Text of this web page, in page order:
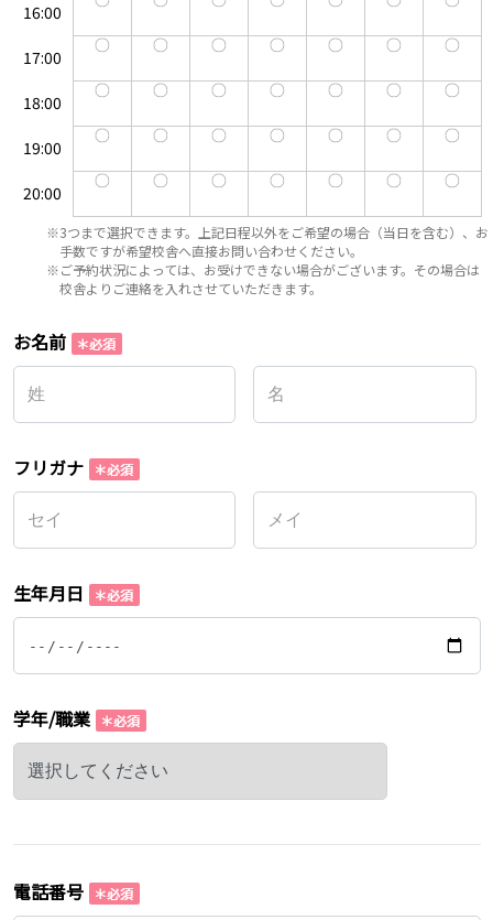
16:00
17:00
18:00
19:00
20:00
※3つまで選択できます。上記日程以外をご希望の場合（当日を含む）、お
手数ですが希望校舎へ直接お問い合わせください。
※ご予約状況によっては、お受けできない場合がございます。その場合は
校舎よりご連絡を入れさせていただきます。
お名前
フリガナ
生年月日
学年/職業
電話番号